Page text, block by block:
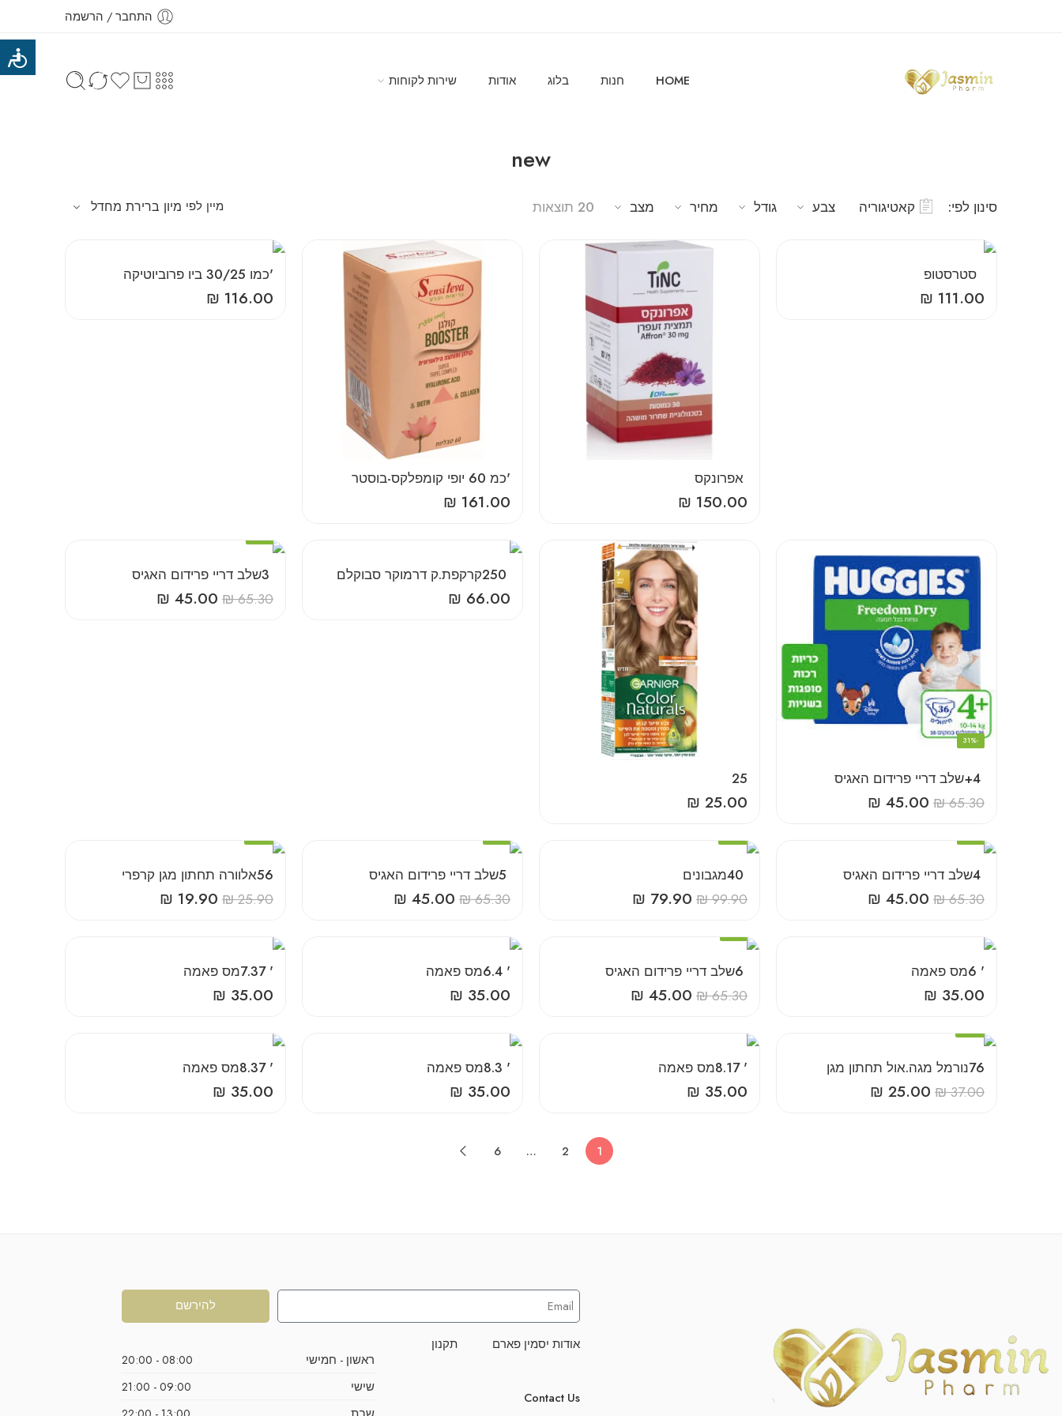
התחבר / הרשמה
HOME חנות בלוג אודות שירות לקוחות
new
סינון לפי: קאטיגוריה צבע גודל מחיר מצב 20 תוצאות מיין לפי מיון ברירת מחדל
111.00
₪
150.00
₪
‎'‎כמ‎ ‎60‎ ‎יופי‎ ‎קומפלקס‎-‎בוסטר
161.00
₪
‎'‎כמו‎ ‎30‎/‎25‎ ‎ביו‎ ‎פרוביוטיקה
116.00
₪
‎+‎4‎ ‎שלב‎ ‎דריי‎ ‎פרידום‎ ‎האגיס
-31%
65.30
₪
45.00
₪
25
25.00
₪
‎250‎ ‎קרקפת‎.‎ק‎ ‎דרמוקר‎ ‎סבוקלם
66.00
₪
‎3‎ ‎שלב‎ ‎דריי‎ ‎פרידום‎ ‎האגיס
65.30
₪
45.00
₪
‎4‎ ‎שלב‎ ‎דריי‎ ‎פרידום‎ ‎האגיס
65.30
₪
45.00
₪
‎40‎ ‎מגבונים
99.90
₪
79.90
₪
‎5‎ ‎שלב‎ ‎דריי‎ ‎פרידום‎ ‎האגיס
65.30
₪
45.00
₪
‎56‎אלוורה‎ ‎תחתון‎ ‎מגן‎ ‎קרפרי
25.90
₪
19.90
₪
‎6‎ ‎'‎מס‎ ‎פאמה
35.00
₪
‎6‎ ‎שלב‎ ‎דריי‎ ‎פרידום‎ ‎האגיס
65.30
₪
45.00
₪
‎6‎.‎4‎ ‎'‎מס‎ ‎פאמה
35.00
₪
‎7‎.‎37‎ ‎'‎מס‎ ‎פאמה
35.00
₪
‎76‎נורמל‎ ‎מגה‎.‎אול‎ ‎תחתון‎ ‎מגן
37.00
₪
25.00
₪
‎8‎.‎17‎ ‎'‎מס‎ ‎פאמה
35.00
₪
‎8‎.‎3‎ ‎'‎מס‎ ‎פאמה
35.00
₪
‎8‎.‎37‎ ‎'‎מס‎ ‎פאמה
35.00
₪
1
2
…
6
להירשם
אודות יסמין פארם תקנון
Contact Us
ראשון - חמישי
08:00 - 20:00
שישי
09:00 - 21:00